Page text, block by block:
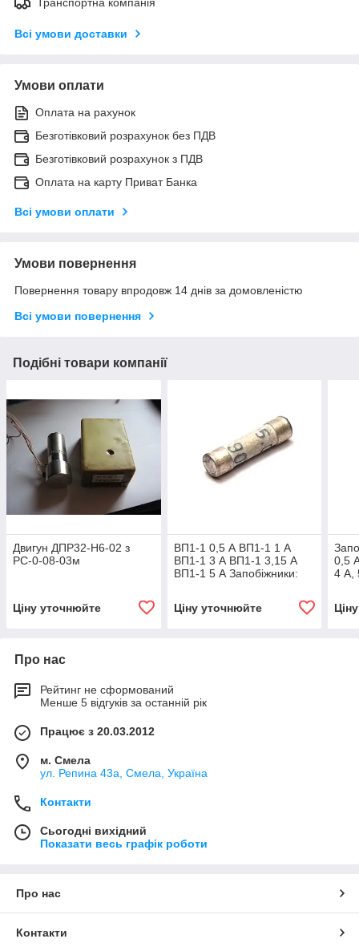
Всі умови доставки
Умови оплати
Оплата на рахунок
Безготівковий розрахунок без ПДВ
Безготівковий розрахунок з ПДВ
Оплата на карту Приват Банка
Всі умови оплати
Умови повернення
Повернення товару впродовж 14 днів за домовленістю
Всі умови повернення
Подібні товари компанії
Двигун ДПР32-Н6-02 з
РС-0-08-03м
Ціну уточнюйте
ВП1-1 0,5 А ВП1-1 1 А
ВП1-1 3 А ВП1-1 3,15 А
ВП1-1 5 А Запобіжники:
Ціну уточнюйте
0,5
4 А,
Про нас
Рейтинг не сформований
Менше 5 відгуків за останній рік
Працює з 20.03.2012
м. Смела
ул. Репина 43а, Смела, Україна
Контакти
Сьогодні вихідний
Показати весь графік роботи
Про нас
Контакти